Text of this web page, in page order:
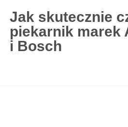
727 775 478
Jak skutecznie
piekarnik marek
i Bosch